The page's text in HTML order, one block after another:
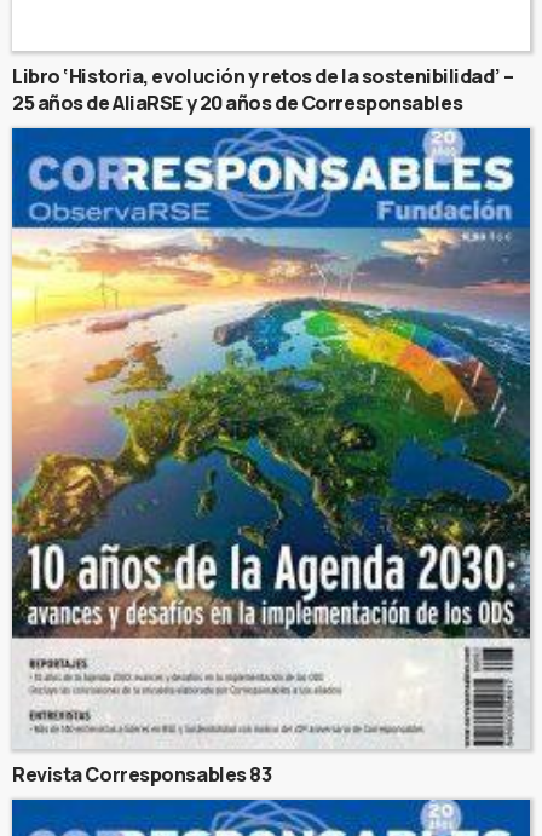
Libro ‘Historia, evolución y retos de la sostenibilidad’ –
25 años de AliaRSE y 20 años de Corresponsables
Revista Corresponsables 83